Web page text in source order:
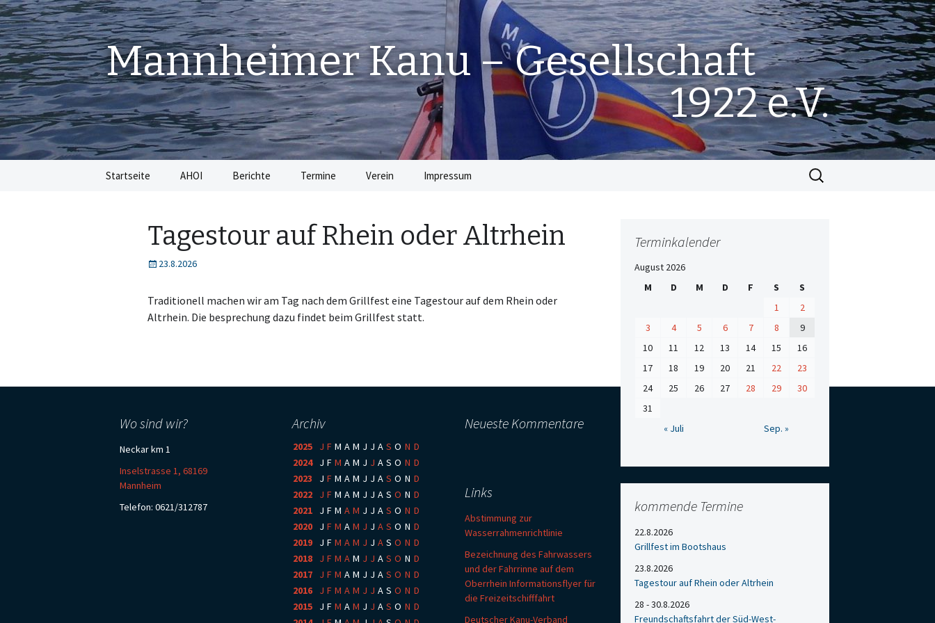
Mannheimer Kanu – Gesellschaft
1922 e.V.
Startseite AHOI Berichte Termine Verein
Beiträge
Jugendordnung
Impressum
Suchen
nach:
Tagestour auf Rhein oder Altrhein
23.8.2026
Traditionell machen wir am Tag nach dem Grillfest eine Tagestour auf dem Rhein oder
Altrhein. Die besprechung dazu findet beim Grillfest statt.
Terminkalender
August 2026
M
D M D F S
S
1
2
3
4 5 6 7 8
9
10
11 12 13 14 15
16
17
18 19 20 21 22
23
24
25 26 27 28 29
30
31
« Juli
Sep. »
kommende Termine
22.8.2026
Grillfest im Bootshaus
23.8.2026
Tagestour auf Rhein oder Altrhein
28 - 30.8.2026
Freundschaftsfahrt der Süd-West-
Wo sind wir?
Neckar km 1
Inselstrasse 1, 68169
Mannheim
Telefon: 0621/312787
Archiv
2025 J F M A M J J A S O N D
2024: J F M A M J J A S O N D
2023
J F M A M J J A S O N D
2022
J F M A M J J A S O N D
2021
J F M A M J J A S O N D
2020
J F M A M J J A S O N D
2019
J F M A M J J A S O N D
2018
J F M A M J J A S O N D
2017
J F M A M J J A S O N D
2016
J F M A M J J A S O N D
2015
J F M A M J J A S O N D
Neueste Kommentare
Links
Abstimmung zur
Wasserrahmenrichtlinie
Bezeichnung des Fahrwassers
und der Fahrrinne auf dem
Oberrhein Informationsflyer für
die Freizeitschifffahrt
Deutscher Kanu-Verband